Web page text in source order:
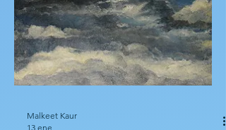
paralizo— sin escudo a ampara